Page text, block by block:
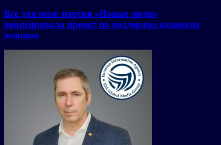
Все для мам: партия «Новые люди»
анонсировала проект по поддержке одиноких
женщин